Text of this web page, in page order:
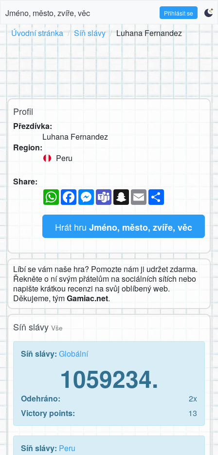
Jméno, město, zvíře, věc Přihlásit se
Úvodní stránka Síň slávy Luhana Fernandez
Profil
Přezdívka:
Luhana Fernandez
Region:
Peru
Share:
WhatsAppFacebookMessenger
TeamsSnapchat
Email
Hrát hru Jméno, město, zvíře, věc
Líbí se vám naše hra? Pomozte nám ji udržet zdarma.
Řekněte o ní svým přátelům na sociálních sítích nebo
napište krátkou recenzi na svůj oblíbený web.
Děkujeme, týmGamiac.net.
Síň slávy Vše
Síň slávy: Globální
1059234.
Odehráno:
2x
Victory points:
13
Síň slávy: Peru